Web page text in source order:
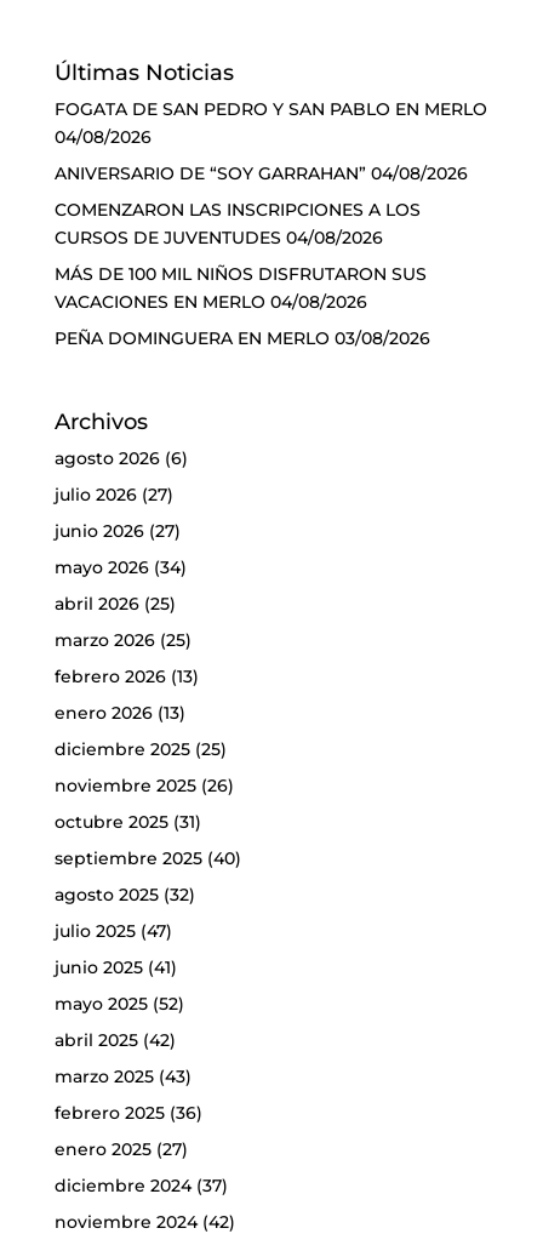
Últimas Noticias
FOGATA DE SAN PEDRO Y SAN PABLO EN MERLO
04/08/2026
ANIVERSARIO DE “SOY GARRAHAN” 04/08/2026
COMENZARON LAS INSCRIPCIONES A LOS
CURSOS DE JUVENTUDES 04/08/2026
MÁS DE 100 MIL NIÑOS DISFRUTARON SUS
VACACIONES EN MERLO 04/08/2026
PEÑA DOMINGUERA EN MERLO 03/08/2026
Archivos
agosto 2026(6)
julio 2026(27)
junio 2026(27)
mayo 2026(34)
abril 2026(25)
marzo 2026(25)
febrero 2026(13)
enero 2026(13)
diciembre 2025(25)
noviembre 2025(26)
octubre 2025(31)
septiembre 2025(40)
agosto 2025(32)
julio 2025(47)
junio 2025(41)
mayo 2025(52)
abril 2025(42)
marzo 2025(43)
febrero 2025(36)
enero 2025(27)
diciembre 2024(37)
noviembre 2024(42)